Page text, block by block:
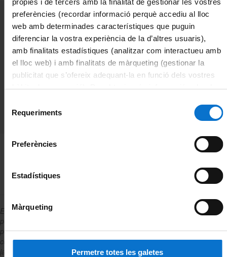
preferències (recordar informació perquè accediu al lloc
web amb determinades característiques que puguin
diferenciar la vostra experiència de la d’altres usuaris),
amb finalitats estadístiques (analitzar com interactueu amb
el lloc web) i amb finalitats de màrqueting (gestionar la
publicitat que s’ofereix adequant-la en funció dels vostres
hàbits de navegació). Per obtenir més informació sobre les
web de la Universitat de Barcelona
Requeriments
Preferències
Estadístiques
Màrqueting
Permetre totes les galetes
Observacions:
El responsable o administrador de la llista ha de tenir relació
contractual amb la UB
Com puc fer la sol·licitud?:
En elcatàleg de serveis
i tràmits trobaràs la relació de serveis que
pots demanar-nos i altres serveis on l'Àrea de Tecnologies hi participa
però no dona atenció directa a l'usuari. En tots els casos t'indiquem
com pots fer la sol·licitud o a qui adreçar-te. També hi ha serveis que
ja tens disponibles per formar part de la comunitat UB.